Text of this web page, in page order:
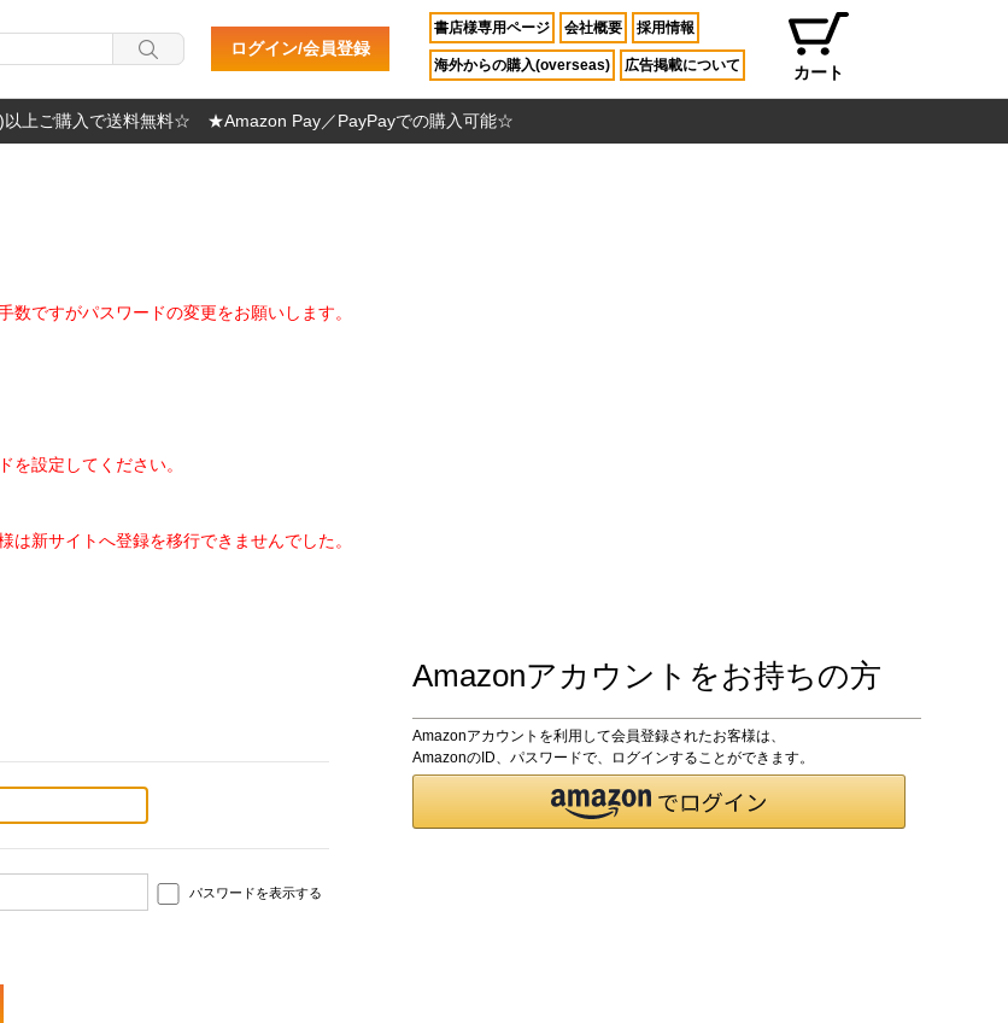
ログイン/会員登録
書店様専用ページ 会社概要 採用情報
海外からの購入(overseas) 広告掲載について カート
上ご購入で送料無料☆ ★Amazon Pay／PayPayでの購入可能☆
ですがパスワードの変更をお願いします。
を設定してください。
新サイトへ登録を移行できませんでした。
パスワードを表示する
Amazonアカウントをお持ちの方
Amazonアカウントを利用して会員登録されたお客様は、
AmazonのID、パスワードで、ログインすることができます。